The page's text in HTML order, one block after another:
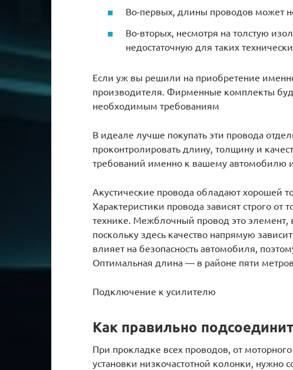
Во-первых, длины проводов может
Во-вторых, несмотря на толстую
недостаточную для таких
Если уж вы решили на приобретение
производителя. Фирменные комплекты
необходимым требованиям
В идеале лучше покупать эти провода
проконтролировать длину, толщину и
требований именно к вашему автомобилю и
Акустические провода обладают хорошей
Характеристики провода зависят строго
технике. Межблочный провод это элемент,
поскольку здесь качество напрямую
влияет на безопасность автомобиля,
Оптимальная длина — в районе пяти
Подключение к усилителю
Как правильно
При прокладке всех проводов, от
установки низкочастотной колонки, нужно